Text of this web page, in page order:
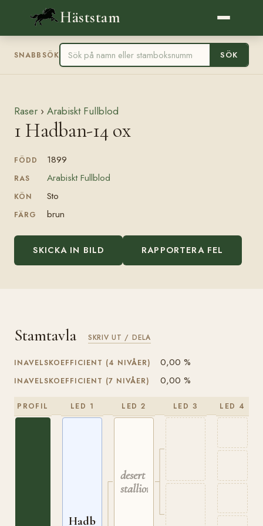
Häststam
SNABBSÖK SÖK
Raser › Arabiskt Fullblod
1 Hadban-14 ox
FÖDD 1899
RAS Arabiskt Fullblod
KÖN Sto
FÄRG brun
SKICKA IN BILD RAPPORTERA FEL
Stamtavla SKRIV UT / DELA
INAVELSKOEFFICIENT (4 NIVÅER) 0,00 %
INAVELSKOEFFICIENT (7 NIVÅER) 0,00 %
PROFIL LED 1
Hadban
LED 2
desert
stallion
LED 3 LED 4